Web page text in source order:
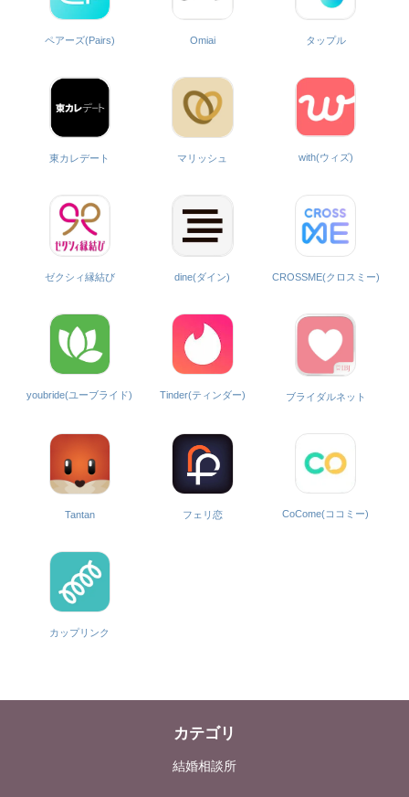
ペアーズ(Pairs) Omiai タップル
東カレデート マリッシュ with(ウィズ)
ゼクシィ縁結び dine(ダイン) CROSSME(クロスミー)
youbride(ユーブライド) Tinder(ティンダー) ブライダルネット
Tantan フェリ恋 CoCome(ココミー)
カップリンク
カテゴリ
結婚相談所